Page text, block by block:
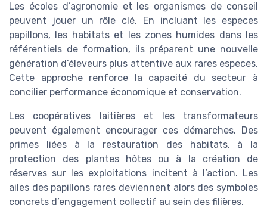
Les écoles d’agronomie et les organismes de conseil
peuvent jouer un rôle clé. En incluant les especes
papillons, les habitats et les zones humides dans les
référentiels de formation, ils préparent une nouvelle
génération d’éleveurs plus attentive aux rares especes.
Cette approche renforce la capacité du secteur à
concilier performance économique et conservation.
Les coopératives laitières et les transformateurs
peuvent également encourager ces démarches. Des
primes liées à la restauration des habitats, à la
protection des plantes hôtes ou à la création de
réserves sur les exploitations incitent à l’action. Les
ailes des papillons rares deviennent alors des symboles
concrets d’engagement collectif au sein des filières.